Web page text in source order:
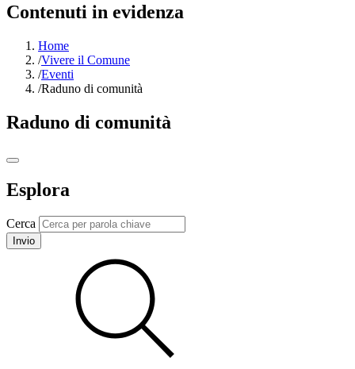
Contenuti in evidenza
Home
/Vivere il Comune
/Eventi
/Raduno di comunità
Raduno di comunità
Esplora
Cerca
Invio